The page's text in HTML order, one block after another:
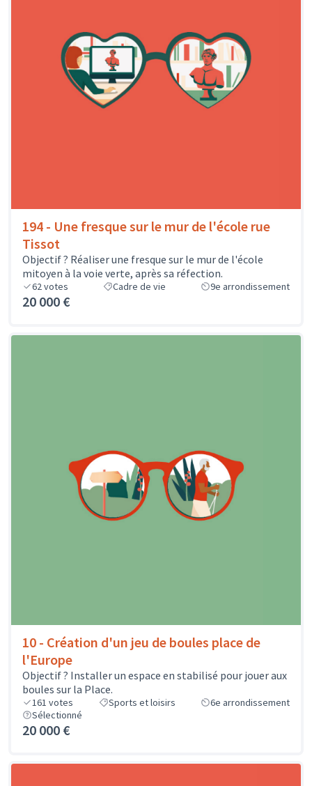
194 - Une fresque sur le mur de l'école rue
Tissot
Objectif ? Réaliser une fresque sur le mur de l'école
mitoyen à la voie verte, après sa réfection.
62votes Cadre de vie 9e arrondissement
20 000 €
10 - Création d'un jeu de boules place de
l'Europe
Objectif ? Installer un espace en stabilisé pour jouer aux
boules sur la Place.
161 votes Sports et loisirs
6e arrondissement
Sélectionné
20 000 €